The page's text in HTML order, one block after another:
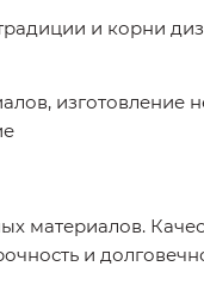
и корни
изготовление
материалов.
и